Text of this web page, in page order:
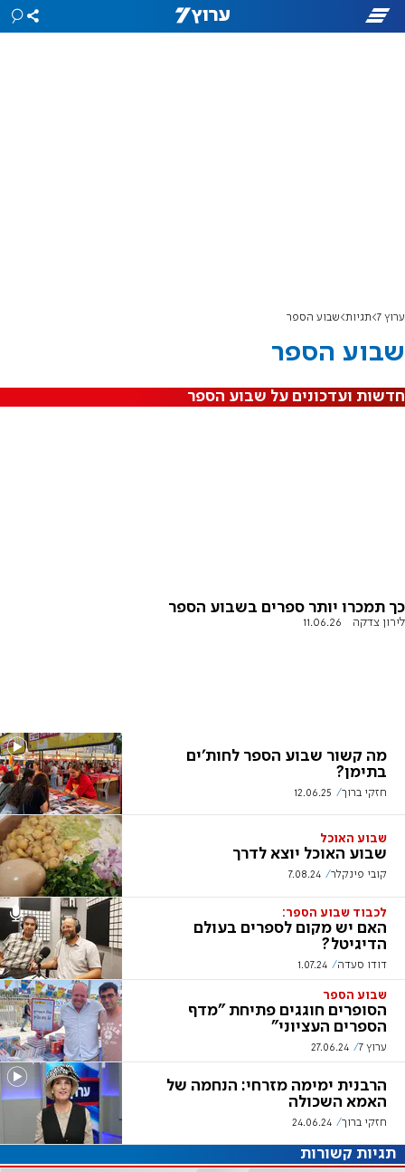
ערוץ 7 תגיות שבוע הספר
שבוע הספר
חדשות ועדכונים על שבוע הספר
כך תמכרו יותר ספרים בשבוע הספר
לירון צדקה 11.06.26
מה קשור שבוע הספר לחות'ים
בתימן?
חזקי ברוך 12.06.25
שבוע האוכל
שבוע האוכל יוצא לדרך
קובי פינקלר 7.08.24
לכבוד שבוע הספר:
האם יש מקום לספרים בעולם
הדיגיטל?
דודו סעדה 1.07.24
שבוע הספר
הסופרים חוגגים פתיחת "מדף
הספרים העציוני"
ערוץ 7 27.06.24
הרבנית ימימה מזרחי: הנחמה של
האמא השכולה
חזקי ברוך 24.06.24
תגיות קשורות